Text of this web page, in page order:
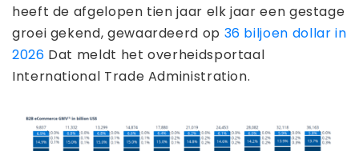
heeft de afgelopen tien jaar elk jaar een gestage
groei gekend, gewaardeerd op 36 biljoen dollar in
2026 Dat meldt het overheidsportaal
International Trade Administration.